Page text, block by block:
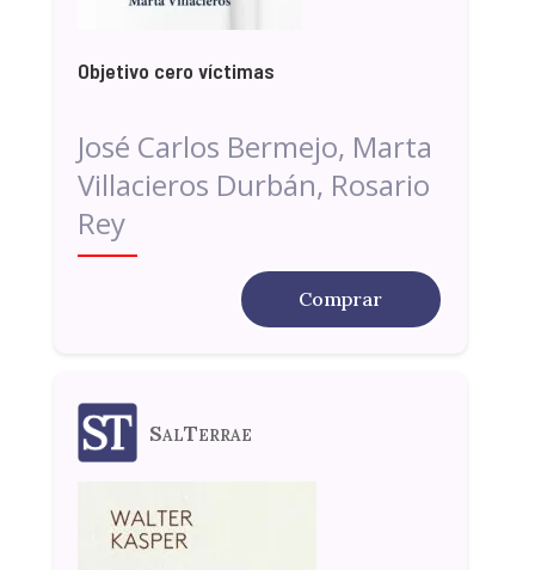
Objetivo cero víctimas
José Carlos Bermejo, Marta
Villacieros Durbán, Rosario
Rey
Comprar
SalTerrae